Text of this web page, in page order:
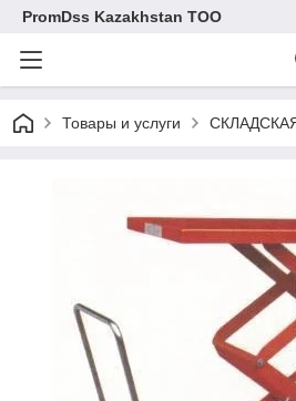
PromDss Kazakhstan TOO
Товары и услуги